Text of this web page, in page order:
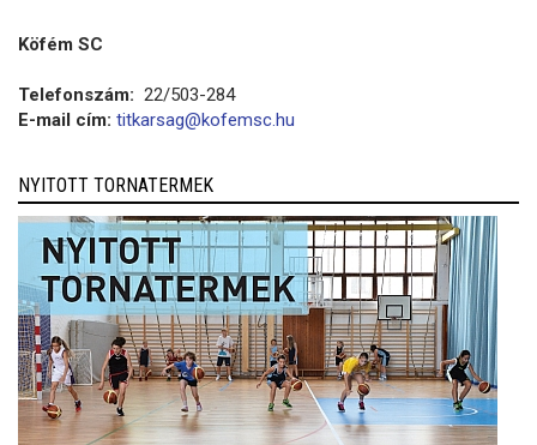
Köfém SC
Telefonszám: 22/503-284
E-mail cím: titkarsag@kofemsc.hu
NYITOTT TORNATERMEK